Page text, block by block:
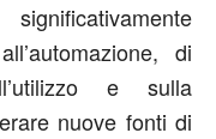
di
e sulla
nuove fonti di